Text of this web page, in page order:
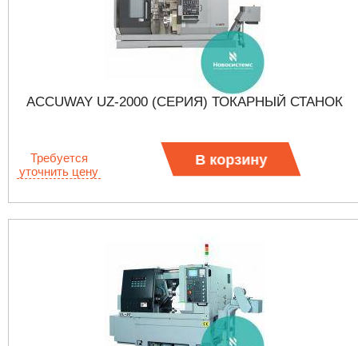
ACCUWAY UZ-2000 (СЕРИЯ) ТОКАРНЫЙ СТАНОК
Требуется
уточнить цену
В корзину